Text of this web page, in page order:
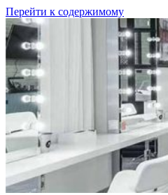
Перейти к содержимому